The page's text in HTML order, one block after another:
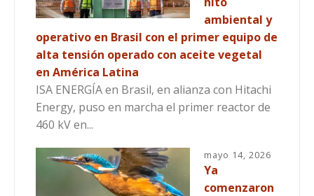
ambiental y
operativo en Brasil con el primer equipo de
alta tensión operado con aceite vegetal
en América Latina
ISA ENERGÍA en Brasil, en alianza con Hitachi
Energy, puso en marcha el primer reactor de
460 kV en...
mayo 14, 2026
Ya
comenzaron